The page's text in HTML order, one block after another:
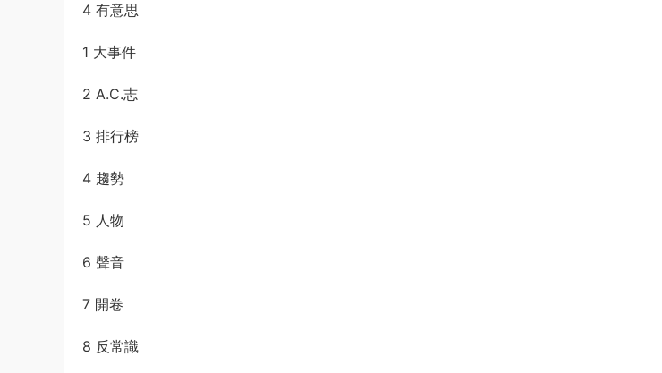
4 有意思
1 大事件
2 A.C.志
3 排行榜
4 趨勢
5 人物
6 聲音
7 開卷
8 反常識